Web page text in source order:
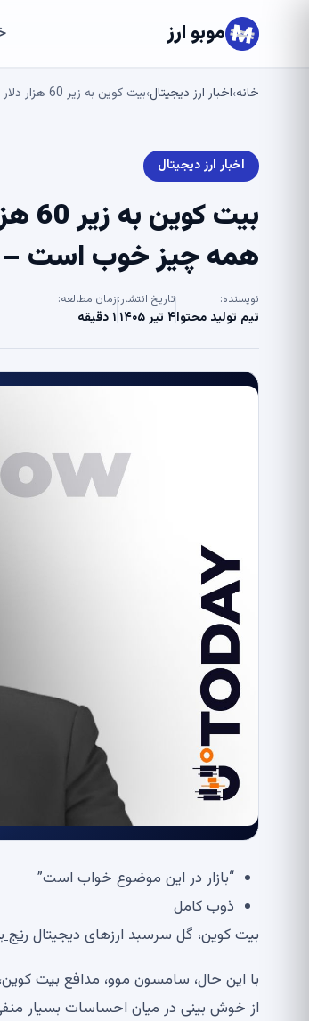
موبو ارز
خانه›اخبار ارز دیجیتال›بیت کوین به زیر 60 هزار دلار سقوط کرد، اما سامسون موو می گوید همه چیز خوب است – U.Today
اخبار ارز دیجیتال
همه چیز خوب است – U.Today
نویسنده:
تیم تولید محتوا
تاریخ انتشار:
۴ تیر ۱۴۰۵
زمان مطالعه:
۱ دقیقه
“بازار در این موضوع خواب است”
ذوب کامل
بیت کوین، گل سرسبد ارزهای دیجیتال رنج
با این حال، سامسون موو، مدافع بیت
از خوش بینی در میان احساسات بسیار